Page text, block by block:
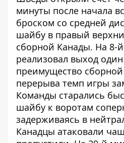
минуты после начала
броском со средней
шайбу в правый
сборной Канады. На 8-
реализовал выход
преимущество
перерыва темп игры
Команды старались
шайбу к воротам
задерживаясь в
Канадцы атаковали